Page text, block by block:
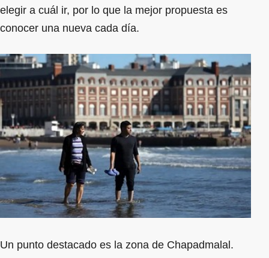
elegir a cuál ir, por lo que la mejor propuesta es
conocer una nueva cada día.
Un punto destacado es la zona de Chapadmalal.